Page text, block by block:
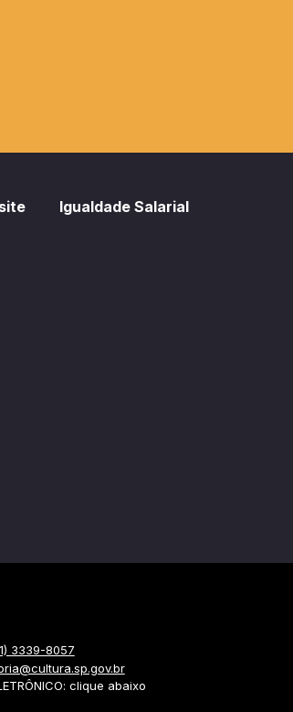
Igualdade Salarial
3339-8057
clique abaixo